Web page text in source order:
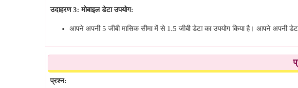
उदाहरण 3: मोबाइल डेटा उपयोग:
आपने अपनी 5 जीबी मासिक सीमा में से 1.5 जीबी डेटा का उपयोग किया है। आपने अपनी डेटा
प्रश्न: